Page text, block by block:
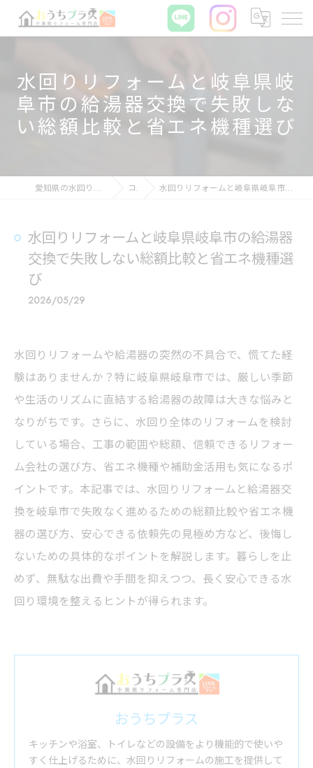
水回りリフォームと岐阜県岐
阜市の給湯器交換で失敗しな
い総額比較と省エネ機種選び
愛知県の水回りリフォームならおうちプラス コラム 水回りリフォームと岐阜県岐阜市の給湯器交換で失敗しない総額比較と省エネ機種選び
水回りリフォームと岐阜県岐阜市の給湯器
交換で失敗しない総額比較と省エネ機種選
び
2026/05/29
水回りリフォームや給湯器の突然の不具合で、慌てた経
験はありませんか？特に岐阜県岐阜市では、厳しい季節
や生活のリズムに直結する給湯器の故障は大きな悩みと
なりがちです。さらに、水回り全体のリフォームを検討
している場合、工事の範囲や総額、信頼できるリフォー
ム会社の選び方、省エネ機種や補助金活用も気になるポ
イントです。本記事では、水回りリフォームと給湯器交
換を岐阜市で失敗なく進めるための総額比較や省エネ機
器の選び方、安心できる依頼先の見極め方など、後悔し
ないための具体的なポイントを解説します。暮らしを止
めず、無駄な出費や手間を抑えつつ、長く安心できる水
回り環境を整えるヒントが得られます。
おうちプラス
キッチンや浴室、トイレなどの設備をより機能的で使いや
すく仕上げるために、水回りリフォームの施工を提供して